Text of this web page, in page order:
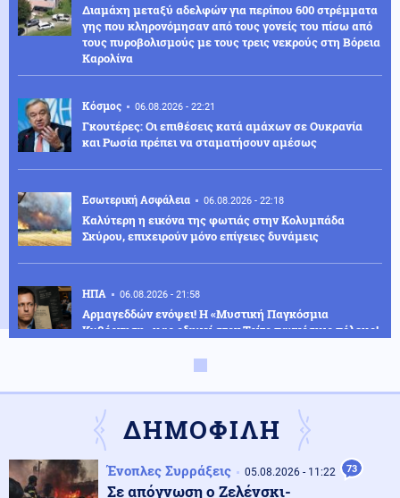
Διαμάχη μεταξύ αδελφών για περίπου 600 στρέμματα
γης που κληρονόμησαν από τους γονείς του πίσω από
τους πυροβολισμούς με τους τρεις νεκρούς στη Βόρεια
Καρολίνα
Κόσμος 06.08.2026 - 22:21
Γκουτέρες: Οι επιθέσεις κατά αμάχων σε Ουκρανία
και Ρωσία πρέπει να σταματήσουν αμέσως
Εσωτερική Ασφάλεια 06.08.2026 - 22:18
Καλύτερη η εικόνα της φωτιάς στην Κολυμπάδα
Σκύρου, επιχειρούν μόνο επίγειες δυνάμεις
ΗΠΑ 06.08.2026 - 21:58
Αρμαγεδδών ενόψει! Η «Μυστική Παγκόσμια
Κυβέρνηση» μας οδηγεί στον Τρίτο παγκόσμιο πόλεμο!
Η Ελλάδα και ακόμη 8 χώρες μέλη του ΟΗΕ
απορρίπτουν τον ισχυρισμό της Ρωσίας περί παύσης
λειτουργίας του Μηχανισμού Ποινικών Δικαστηρίων
Κοινωνία 06.08.2026 - 21:56
ΔΗΜΟΦΙΛΗ
Ένοπλες Συρράξεις 05.08.2026 - 11:22 73
Σε απόγνωση ο Ζελένσκι-